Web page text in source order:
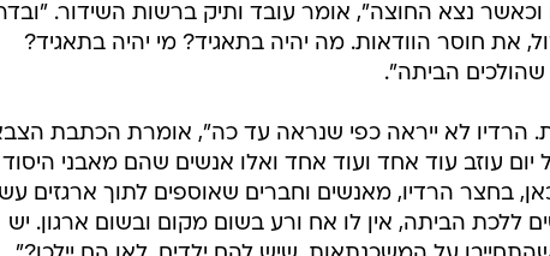
נצא החוצה", אומר עובד ותיק ברשות השידור.
את חוסר הוודאות. מה יהיה בתאגיד? מי יהיה בתאגיד?
הביתה".
הרדיו לא ייראה כפי שנראה עד כה", אומרת הכתבת
עוזב עוד אחד ועוד אחד ואלו אנשים שהם מאבני
בחצר הרדיו, מאנשים וחברים שאוספים לתוך ארגזים
ללכת הביתה, אין לו אח ורע בשום מקום ובשום ארגון. יש